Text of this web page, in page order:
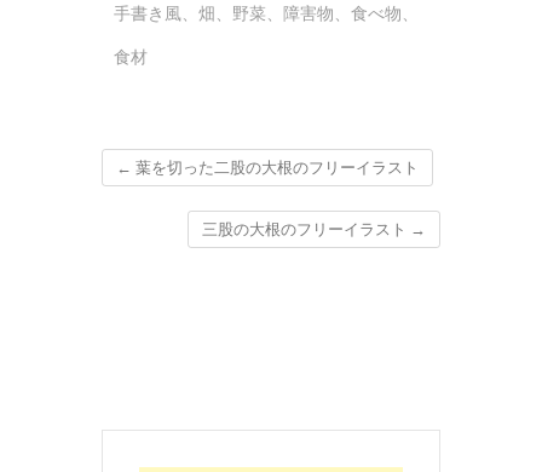
手書き風、 畑、 野菜、 障害物、 食べ物、
食材
← 葉を切った二股の大根のフリーイラスト
三股の大根のフリーイラスト →